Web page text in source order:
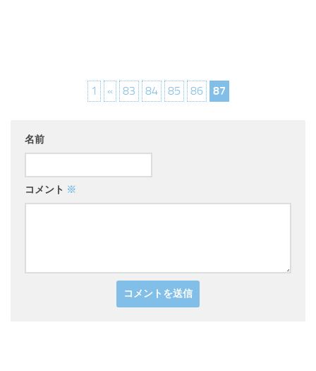
1 « 83 84 85 86 87
名前
コメント ※